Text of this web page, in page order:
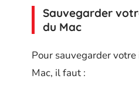
Sauvegarder
du Mac
Pour sauvegarder votre
Mac, il faut :